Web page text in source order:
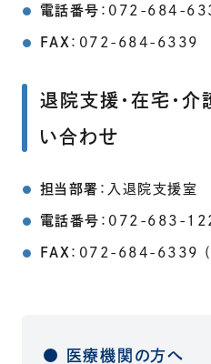
電話番号 ：072-684-
FAX ：072-684-6339
退院支援・在宅・
い合わせ
担当部署 ：入退院支援室
電話番号 ：072-683-
FAX ：072-684-6339 (
医療機関の方へ